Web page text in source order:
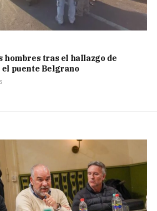
hombres tras el hallazgo de
puente Belgrano